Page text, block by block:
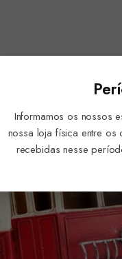
Informamos os nossos
nossa loja física entre
recebidas nesse